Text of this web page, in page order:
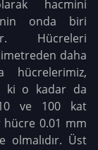
hacmini
onda biri
Hücreleri
daha
hücrelerimiz,
ki o kadar da
ve 100 kat
0.01 mm
olmalıdır. Üst